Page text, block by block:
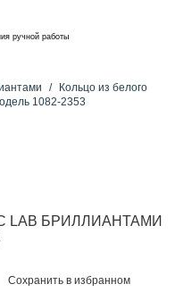
ручной работы
Кольцо из белого
1082-2353
LAB БРИЛЛИАНТАМИ
Сохранить в избранном